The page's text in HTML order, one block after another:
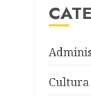
Cultura